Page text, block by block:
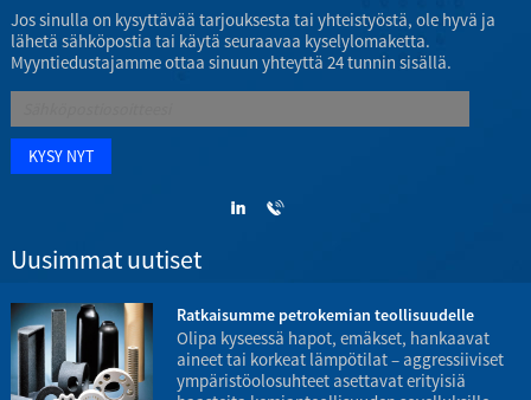
Jos sinulla on kysyttävää tarjouksesta tai yhteistyöstä, ole hyvä ja
lähetä sähköpostia tai käytä seuraavaa kyselylomaketta.
Myyntiedustajamme ottaa sinuun yhteyttä 24 tunnin sisällä.
Uusimmat uutiset
Ratkaisumme petrokemian teollisuudelle
Olipa kyseessä hapot, emäkset, hankaavat
aineet tai korkeat lämpötilat – aggressiiviset
ympäristöolosuhteet asettavat erityisiä